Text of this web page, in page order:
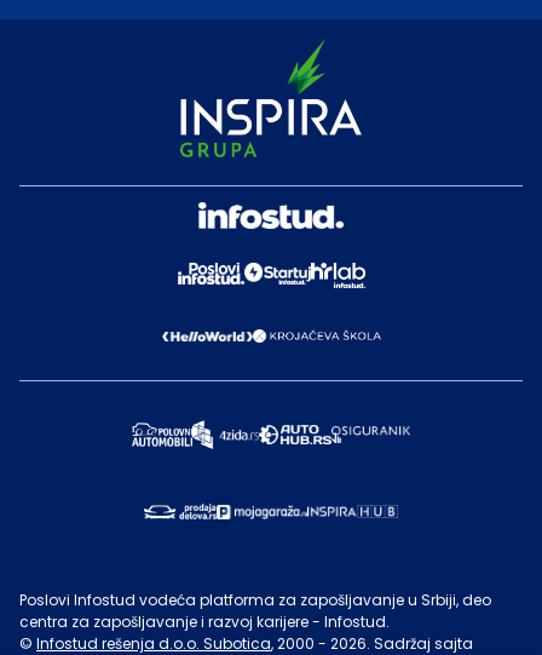
Poslovi Infostud vodeća platforma za zapošljavanje u Srbiji, deo
centra za zapošljavanje i razvoj karijere - Infostud.
© Infostud rešenja d.o.o. Subotica, 2000 - 2026. Sadržaj sajta